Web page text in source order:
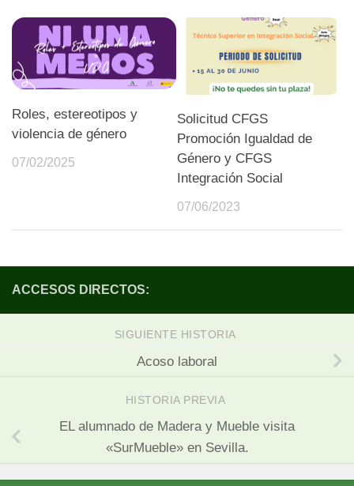
Roles, estereotipos y
violencia de género
07/02/2025
Solicitud CFGS
Promoción Igualdad de
Género y CFGS
Integración Social
07/06/2023
ACCESOS DIRECTOS:
SIGUIENTE HISTORIA
Acoso laboral
HISTORIA PREVIA
EL alumnado de Madera y Mueble visita
«SurMueble» en Sevilla.